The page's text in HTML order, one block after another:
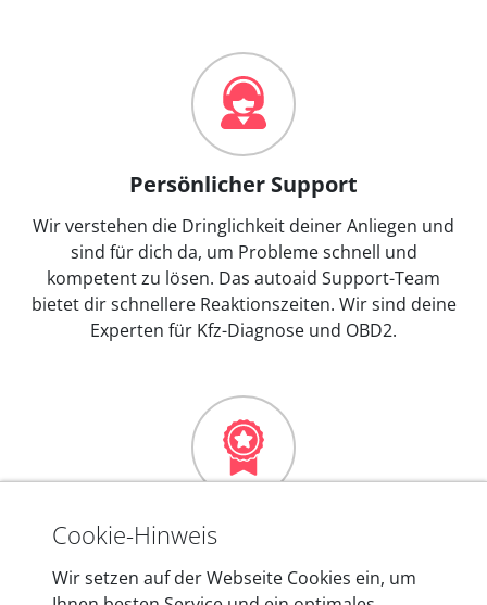
Persönlicher Support
Wir verstehen die Dringlichkeit deiner Anliegen und
sind für dich da, um Probleme schnell und
kompetent zu lösen. Das autoaid Support-Team
bietet dir schnellere Reaktionszeiten. Wir sind deine
Experten für Kfz-Diagnose und OBD2.
Mehr als 10 Jahre Erfahrung
In den Kfz-Diagnosegeräten von autoaid stecken
mehr als 10 Jahre Erfahrung, und auch in Zukunft
Cookie-Hinweis
Wir setzen auf der Webseite Cookies ein, um